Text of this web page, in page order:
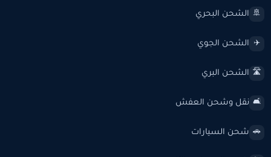
🚢 الشحن البحري
✈️ الشحن الجوي
🛣️ الشحن البري
🛋️ نقل وشحن العفش
🚗 شحن السيارات